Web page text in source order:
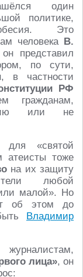
один
политике,
Это
человека В.
представил
по сути,
в частности
РФ
гражданам,
или не
«святой
атеисты тоже
на их защиту
любой
малой». Но
об этом до
Владимир
лица», он